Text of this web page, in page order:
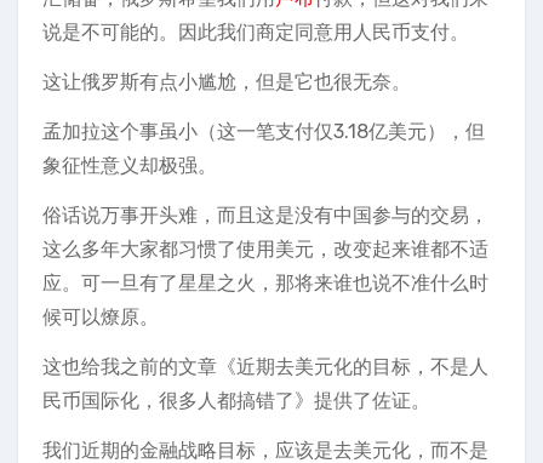
说是不可能的。因此我们商定同意用人民币支付。
这让俄罗斯有点小尴尬，但是它也很无奈。
孟加拉这个事虽小（这一笔支付仅3.18亿美元），但
象征性意义却极强。
俗话说万事开头难，而且这是没有中国参与的交易，
这么多年大家都习惯了使用美元，改变起来谁都不适
应。可一旦有了星星之火，那将来谁也说不准什么时
候可以燎原。
这也给我之前的文章《近期去美元化的目标，不是人
民币国际化，很多人都搞错了》提供了佐证。
我们近期的金融战略目标，应该是去美元化，而不是